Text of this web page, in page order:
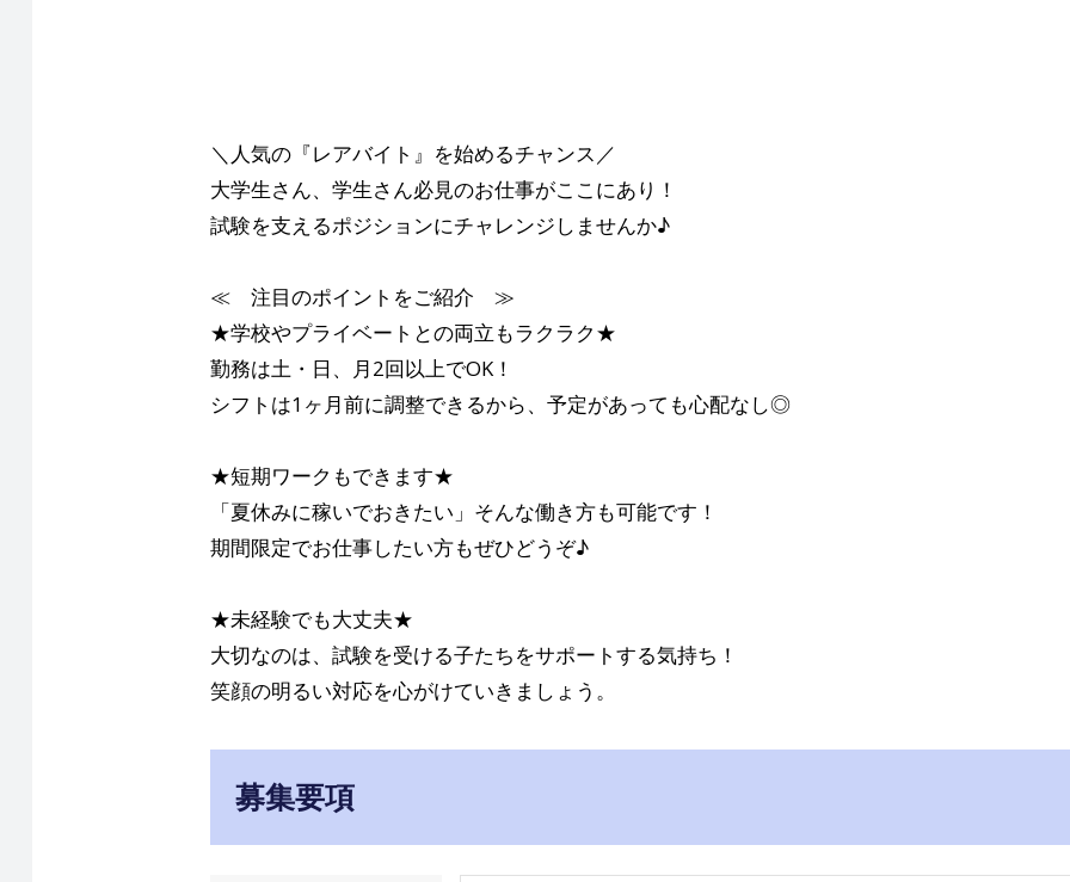
＼人気の『レアバイト』を始めるチャンス／
大学生さん、学生さん必見のお仕事がここにあり！
試験を支えるポジションにチャレンジしませんか♪
≪ 注目のポイントをご紹介 ≫
★学校やプライベートとの両立もラクラク★
勤務は土・日、月2回以上でOK！
シフトは1ヶ月前に調整できるから、予定があっても心配なし◎
★短期ワークもできます★
「夏休みに稼いでおきたい」そんな働き方も可能です！
期間限定でお仕事したい方もぜひどうぞ♪
★未経験でも大丈夫★
大切なのは、試験を受ける子たちをサポートする気持ち！
笑顔の明るい対応を心がけていきましょう。
募集要項